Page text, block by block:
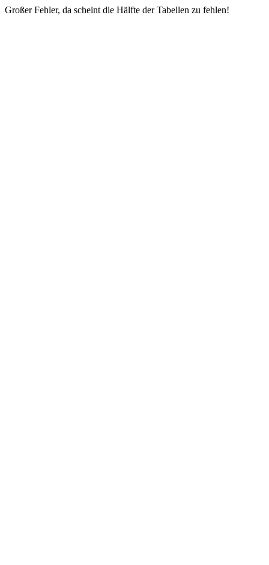
Großer Fehler, da scheint die Hälfte der Tabellen zu fehlen!